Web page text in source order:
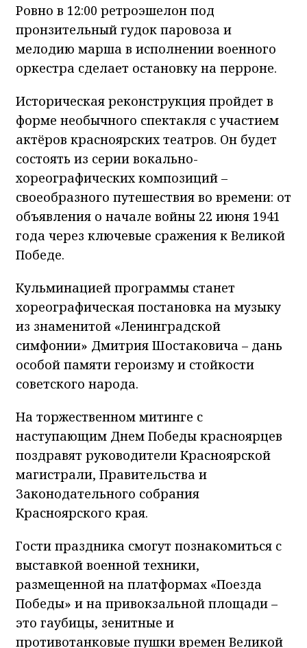
Ровно в 12:00 ретроэшелон под
пронзительный гудок паровоза и
мелодию марша в исполнении военного
оркестра сделает остановку на перроне.
Историческая реконструкция пройдет в
форме необычного спектакля с участием
актёров красноярских театров. Он будет
состоять из серии вокально-
хореографических композиций –
своеобразного путешествия во времени: от
объявления о начале войны 22 июня 1941
года через ключевые сражения к Великой
Победе.
Кульминацией программы станет
хореографическая постановка на музыку
из знаменитой «Ленинградской
симфонии» Дмитрия Шостаковича – дань
особой памяти героизму и стойкости
советского народа.
На торжественном митинге с
наступающим Днем Победы красноярцев
поздравят руководители Красноярской
магистрали, Правительства и
Законодательного собрания
Красноярского края.
Гости праздника смогут познакомиться с
выставкой военной техники,
размещенной на платформах «Поезда
Победы» и на привокзальной площади –
это гаубицы, зенитные и
противотанковые пушки времен Великой